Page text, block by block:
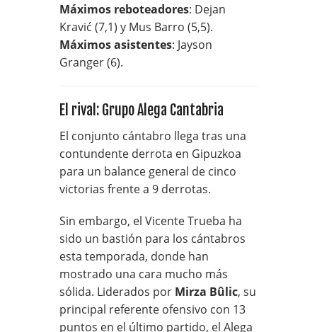
Máximos reboteadores: Dejan
Kravić (7,1) y Mus Barro (5,5).
Máximos asistentes: Jayson
Granger (6).
El rival: Grupo Alega Cantabria
El conjunto cántabro llega tras una
contundente derrota en Gipuzkoa
para un balance general de cinco
victorias frente a 9 derrotas.
Sin embargo, el Vicente Trueba ha
sido un bastión para los cántabros
esta temporada, donde han
mostrado una cara mucho más
sólida. Liderados por Mirza Bûlic, su
principal referente ofensivo con 13
puntos en el último partido, el Alega